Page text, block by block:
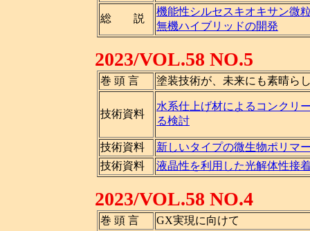
総 説
機能性シルセスキオキサン微
無機ハイブリッドの開発
2023/VOL.58 NO.5
巻 頭 言 塗装技術が、未来にも素晴ら
技術資料
水系仕上げ材によるコンクリ
る検討
技術資料
新しいタイプの微生物ポリマ
技術資料
液晶性を利用した光解体性接
2023/VOL.58 NO.4
巻 頭 言
GX実現に向けて